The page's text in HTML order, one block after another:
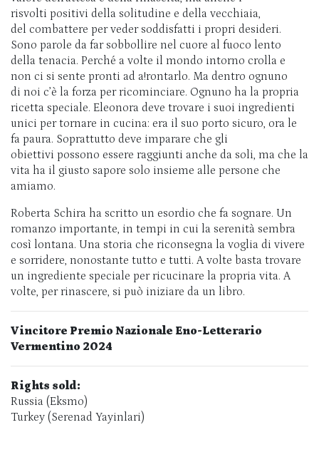
risvolti positivi della solitudine e della vecchiaia,
del combattere per veder soddisfatti i propri desideri.
Sono parole da far sobbollire nel cuore al fuoco lento
della tenacia. Perché a volte il mondo intorno crolla e
non ci si sente pronti ad a!rontarlo. Ma dentro ognuno
di noi c’è la forza per ricominciare. Ognuno ha la propria
ricetta speciale. Eleonora deve trovare i suoi ingredienti
unici per tornare in cucina: era il suo porto sicuro, ora le
fa paura. Soprattutto deve imparare che gli
obiettivi possono essere raggiunti anche da soli, ma che la
vita ha il giusto sapore solo insieme alle persone che
amiamo.
Roberta Schira ha scritto un esordio che fa sognare. Un
romanzo importante, in tempi in cui la serenità sembra
così lontana. Una storia che riconsegna la voglia di vivere
e sorridere, nonostante tutto e tutti. A volte basta trovare
un ingrediente speciale per ricucinare la propria vita. A
volte, per rinascere, si può iniziare da un libro.
Vincitore Premio Nazionale Eno-Letterario
Vermentino 2024
Rights sold:
Russia (Eksmo)
Turkey (Serenad Yayinlari)